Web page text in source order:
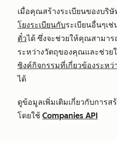
เมื่อคุณสร้างระเบียนของบริ
โยงระเบียนกับระเบียนอื่นๆเช่
ตั๋วได้ ซึ่งจะช่วยให้คุณสามา
ระหว่างวัตถุของคุณและช่วย
ซิงค์กิจกรรมที่เกี่ยวข้องระหว่
ได้
ดูข้อมูลเพิ่มเติมเกี่ยวกับการ
โดยใช้ Companies API